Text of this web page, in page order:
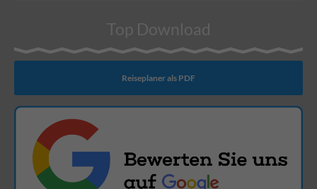
Top Download
Reiseplaner als PDF